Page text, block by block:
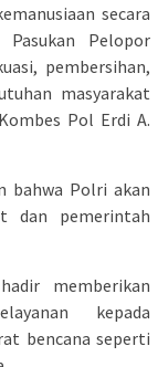
secara
Pelopor
pembersihan,
masyarakat
Pol Erdi A.
bahwa Polri akan
dan pemerintah
memberikan
kepada
bencana seperti